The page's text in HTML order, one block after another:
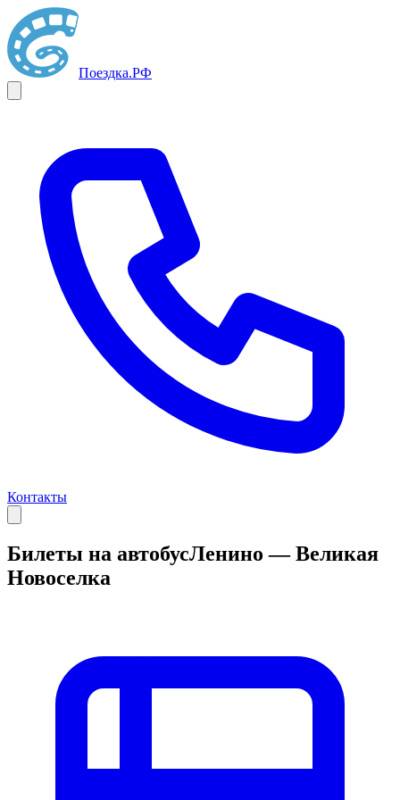
Поездка.РФ
Контакты
Билеты на автобусЛенино — Великая
Новоселка